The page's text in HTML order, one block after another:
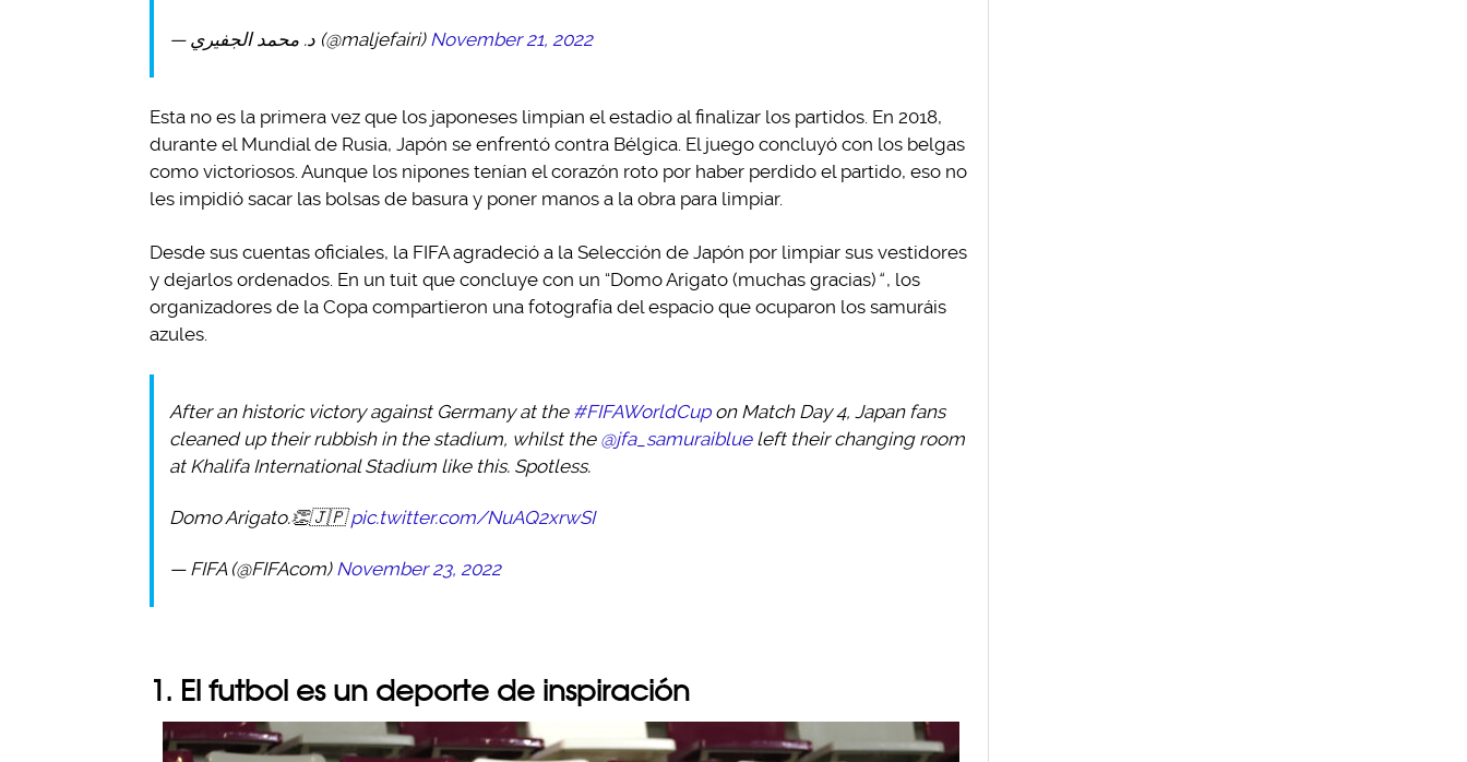
— د. محمد الجفيري (@maljefairi) November 21, 2022
Esta no es la primera vez que los japoneses limpian el estadio al finalizar los partidos. En 2018,
durante el Mundial de Rusia, Japón se enfrentó contra Bélgica. El juego concluyó con los belgas
como victoriosos. Aunque los nipones tenían el corazón roto por haber perdido el partido, eso no
les impidió sacar las bolsas de basura y poner manos a la obra para limpiar.
Desde sus cuentas oficiales, la FIFA agradeció a la Selección de Japón por limpiar sus vestidores
y dejarlos ordenados. En un tuit que concluye con un “Domo Arigato (muchas gracias) “ , los
organizadores de la Copa compartieron una fotografía del espacio que ocuparon los samuráis
azules.
After an historic victory against Germany at the #FIFAWorldCupon Match Day 4, Japan fans
cleaned up their rubbish in the stadium, whilst the @jfa_samuraiblueleft their changing room
at Khalifa International Stadium like this. Spotless.
Domo Arigato.👏🇯🇵pic.twitter.com/NuAQ2xrwSI
— FIFA (@FIFAcom) November 23, 2022
1. El futbol es un deporte de inspiración